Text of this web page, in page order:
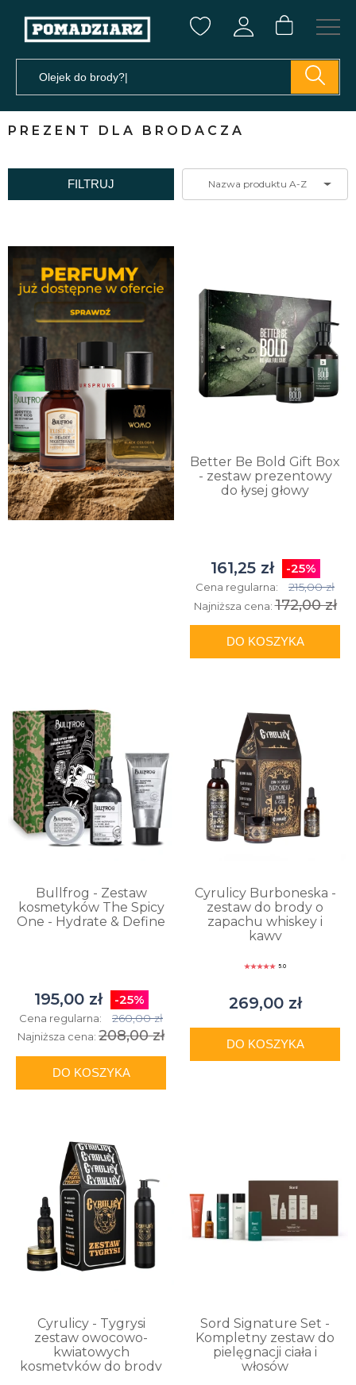
PREZENT DLA BRODACZA
FILTRUJ Nazwa produktu A-Z
Better Be Bold Gift Box
- zestaw prezentowy
do łysej głowy
161,25 zł -25%
Cena regularna: 215,00 zł
Najniższa cena:172,00 zł
DO KOSZYKA
Bullfrog - Zestaw
kosmetyków The Spicy
One - Hydrate & Define
195,00 zł -25%
Cena regularna: 260,00 zł
Najniższa cena: 208,00 zł
DO KOSZYKA
Cyrulicy Burboneska -
zestaw do brody o
zapachu whiskey i
kawy
5.0
269,00 zł
DO KOSZYKA
Cyrulicy - Tygrysi
zestaw owocowo-
kwiatowych
kosmetyków do brody
Sord Signature Set -
Kompletny zestaw do
pielęgnacji ciała i
włosów